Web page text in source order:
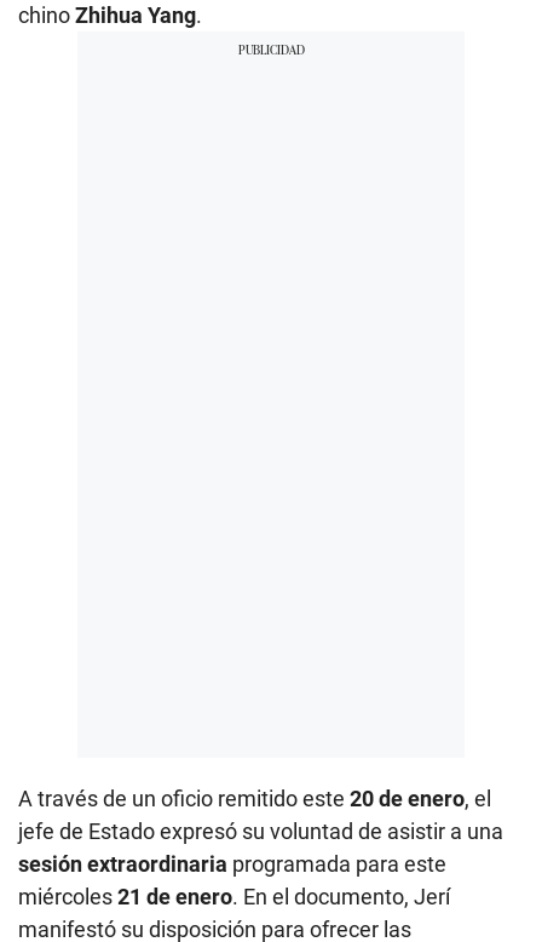
chinoZhihua Yang.
A través de un oficio remitido este 20 de enero, el
jefe de Estado expresó su voluntad de asistir a una
sesión extraordinaria programada para este
miércoles21 de enero. En el documento, Jerí
manifestó su disposición para ofrecer las